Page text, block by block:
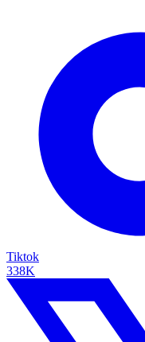
Tiktok
338K